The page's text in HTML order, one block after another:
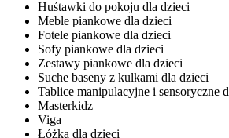
Huśtawki do pokoju dla dzieci
Meble piankowe dla dzieci
Fotele piankowe dla dzieci
Sofy piankowe dla dzieci
Zestawy piankowe dla dzieci
Suche baseny z kulkami dla dzieci
Tablice manipulacyjne i sensoryczne
Masterkidz
Viga
Łóżka dla dzieci